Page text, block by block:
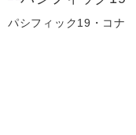
パシフィック19・コナ